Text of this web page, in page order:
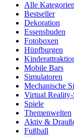
Alle Kategorien
Bestseller
Dekoration
Essensbuden
Fotoboxen
Hüpfburgen
Mobile Bars
Simulatoren
Mechanische
Virtual Reality-
Spiele
Themenwelten
Aktiv &
Fußball